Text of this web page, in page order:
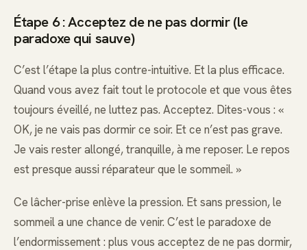
Étape 6 : Acceptez de ne pas dormir (le
paradoxe qui sauve)
C’est l’étape la plus contre-intuitive. Et la plus efficace.
Quand vous avez fait tout le protocole et que vous êtes
toujours éveillé, ne luttez pas. Acceptez. Dites-vous : «
OK, je ne vais pas dormir ce soir. Et ce n’est pas grave.
Je vais rester allongé, tranquille, à me reposer. Le repos
est presque aussi réparateur que le sommeil. »
Ce lâcher-prise enlève la pression. Et sans pression, le
sommeil a une chance de venir. C’est le paradoxe de
l’endormissement : plus vous acceptez de ne pas dormir,